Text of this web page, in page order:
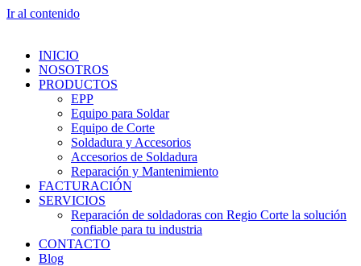
Ir al contenido
INICIO
NOSOTROS
PRODUCTOS
EPP
Equipo para Soldar
Equipo de Corte
Soldadura y Accesorios
Accesorios de Soldadura
Reparación y Mantenimiento
FACTURACIÓN
SERVICIOS
Reparación de soldadoras con Regio Corte la solución
confiable para tu industria
CONTACTO
Blog